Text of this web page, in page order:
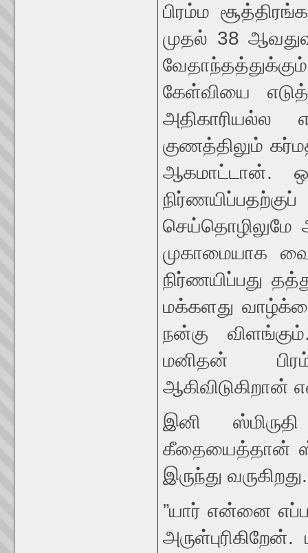
பிரம்ம
முதல் 38
கேள்வியை
குணத்திலும்
ஆகமாட்டான்.
செய்தொழிலுமே
முகாமையாக
நிர்ணயிப்பது
மக்களது
நன்கு
மனிதன்
ஆகிவிடுகிறான்
இனி
கீதையைத்தான்
இருந்து
”யார் என்னை